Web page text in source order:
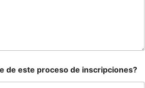
de este proceso de inscripciones?